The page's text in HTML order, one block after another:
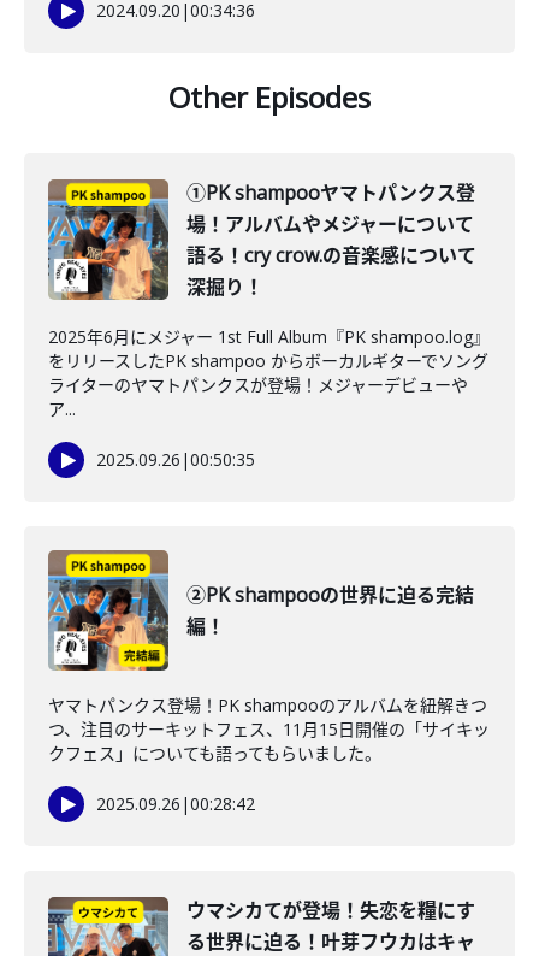
2024.09.20 |00:34:36
Other Episodes
①PK shampooヤマトパンクス登
場！アルバムやメジャーについて
語る！cry crow.の音楽感について
深掘り！
2025年6月にメジャー 1st Full Album『PK shampoo.log』
をリリースしたPK shampoo からボーカルギターでソング
ライターのヤマトパンクスが登場！メジャーデビューや
ア...
2025.09.26 |00:50:35
②PK shampooの世界に迫る完結
編！
ヤマトパンクス登場！PK shampooのアルバムを紐解きつ
つ、注目のサーキットフェス、11月15日開催の「サイキッ
クフェス」についても語ってもらいました。
2025.09.26 |00:28:42
ウマシカてが登場！失恋を糧にす
る世界に迫る！叶芽フウカはキャ